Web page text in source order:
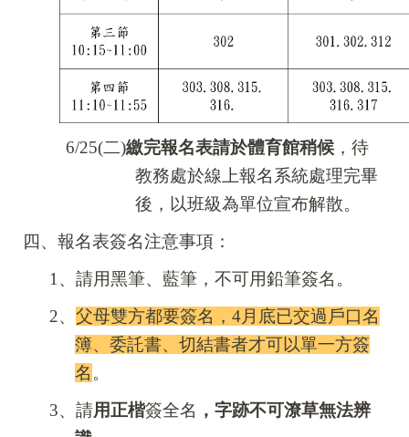
6/25(二)繳完報名表請於體育館稍候 ，待
教務處於線上報名系統處理完畢
後，以班級為單位宣布解散。
四、報名表簽名注意事項 ：
1 、請用黑筆、藍筆，不可用鉛筆簽名。
2、 父母雙方都要簽名，4月底已交過戶口名
簿、委託書、切結書者才可以單一方簽
名 。
3、請用正楷簽全名 ，字跡不可潦草無法辨